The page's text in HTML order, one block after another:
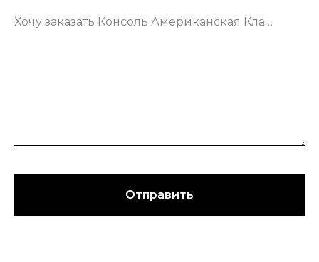
Хочу заказать Консоль Американская Классика шириной 133 сантиметра в зеленом цвете
Отправить